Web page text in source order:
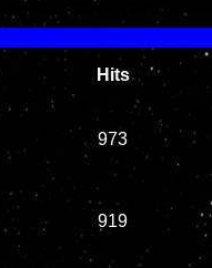
Hits
973
919